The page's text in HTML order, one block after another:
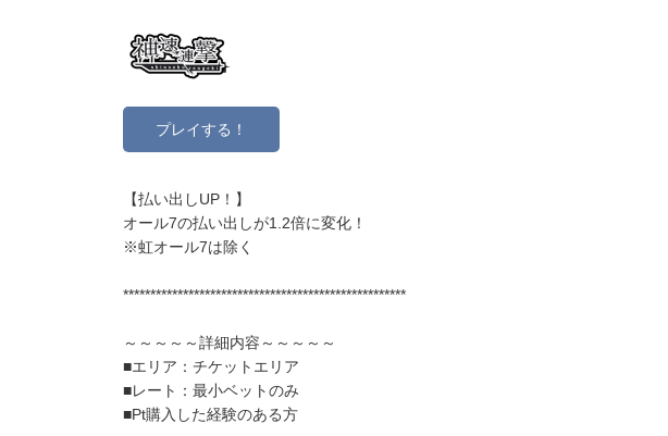
プレイする！
【払い出しUP！】
オール7の払い出しが1.2倍に変化！
※虹オール7は除く
****************************************************
～～～～～詳細内容～～～～～
■エリア：チケットエリア
■レート：最小ベットのみ
■Pt購入した経験のある方